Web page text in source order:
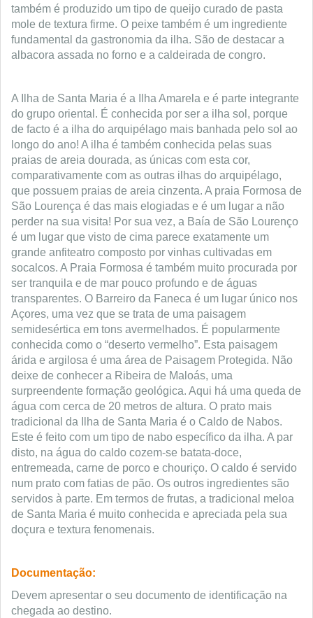
também é produzido um tipo de queijo curado de pasta
mole de textura firme. O peixe também é um ingrediente
fundamental da gastronomia da ilha. São de destacar a
albacora assada no forno e a caldeirada de congro.
A Ilha de Santa Maria é a Ilha Amarela e é parte integrante
do grupo oriental. É conhecida por ser a ilha sol, porque
de facto é a ilha do arquipélago mais banhada pelo sol ao
longo do ano! A ilha é também conhecida pelas suas
praias de areia dourada, as únicas com esta cor,
comparativamente com as outras ilhas do arquipélago,
que possuem praias de areia cinzenta. A praia Formosa de
São Lourença é das mais elogiadas e é um lugar a não
perder na sua visita! Por sua vez, a Baía de São Lourenço
é um lugar que visto de cima parece exatamente um
grande anfiteatro composto por vinhas cultivadas em
socalcos. A Praia Formosa é também muito procurada por
ser tranquila e de mar pouco profundo e de águas
transparentes. O Barreiro da Faneca é um lugar único nos
Açores, uma vez que se trata de uma paisagem
semidesértica em tons avermelhados. É popularmente
conhecida como o “deserto vermelho”. Esta paisagem
árida e argilosa é uma área de Paisagem Protegida. Não
deixe de conhecer a Ribeira de Maloás, uma
surpreendente formação geológica. Aqui há uma queda de
água com cerca de 20 metros de altura. O prato mais
tradicional da Ilha de Santa Maria é o Caldo de Nabos.
Este é feito com um tipo de nabo específico da ilha. A par
disto, na água do caldo cozem-se batata-doce,
entremeada, carne de porco e chouriço. O caldo é servido
num prato com fatias de pão. Os outros ingredientes são
servidos à parte. Em termos de frutas, a tradicional meloa
de Santa Maria é muito conhecida e apreciada pela sua
doçura e textura fenomenais.
Documentação:
Devem apresentar o seu documento de identificação na
chegada ao destino.